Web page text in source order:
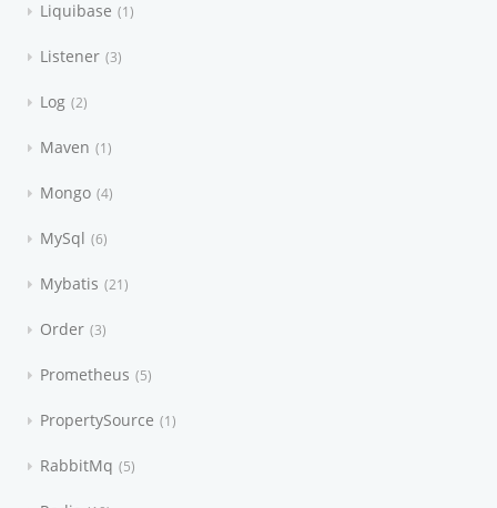
Liquibase 1
Listener 3
Log 2
Maven 1
Mongo 4
MySql 6
Mybatis 21
Order 3
Prometheus 5
PropertySource 1
RabbitMq 5